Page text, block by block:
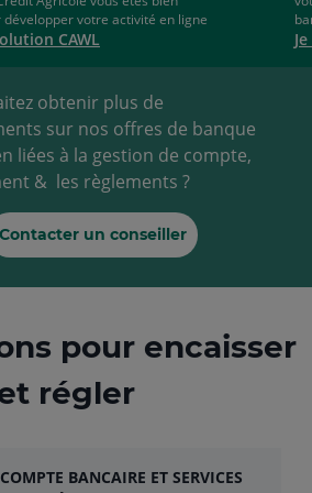
votre activité en ligne
CAWL
obtenir plus de
sur nos offres de banque
liées à la gestion de compte,
& les règlements ?
Contacter un conseiller
pour encaisser
régler
COMPTE BANCAIRE ET SERVICES